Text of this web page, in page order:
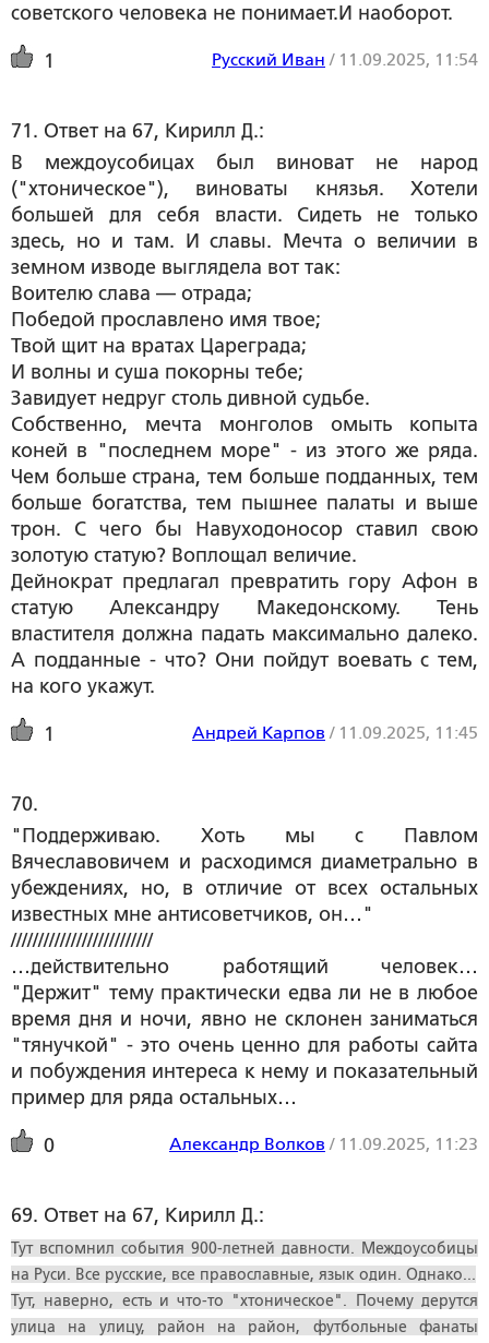
советского человека не понимает.И наоборот.
1 Русский Иван / 11.09.2025, 11:54
71. Ответ на 67, Кирилл Д.:
В междоусобицах был виноват не народ
("хтоническое"), виноваты князья. Хотели
большей для себя власти. Сидеть не только
здесь, но и там. И славы. Мечта о величии в
земном изводе выглядела вот так:
Воителю слава — отрада;
Победой прославлено имя твое;
Твой щит на вратах Цареграда;
И волны и суша покорны тебе;
Завидует недруг столь дивной судьбе.
Собственно, мечта монголов омыть копыта
коней в "последнем море" - из этого же ряда.
Чем больше страна, тем больше подданных, тем
больше богатства, тем пышнее палаты и выше
трон. С чего бы Навуходоносор ставил свою
золотую статую? Воплощал величие.
Дейнократ предлагал превратить гору Афон в
статую Александру Македонскому. Тень
властителя должна падать максимально далеко.
А подданные - что? Они пойдут воевать с тем,
на кого укажут.
1 Андрей Карпов / 11.09.2025, 11:45
70.
"Поддерживаю. Хоть мы с Павлом
Вячеславовичем и расходимся диаметрально в
убеждениях, но, в отличие от всех остальных
известных мне антисоветчиков, он…"
//////////////////////////
…действительно работящий человек…
"Держит" тему практически едва ли не в любое
время дня и ночи, явно не склонен заниматься
"тянучкой" - это очень ценно для работы сайта
и побуждения интереса к нему и показательный
пример для ряда остальных…
0 Александр Волков / 11.09.2025, 11:23
69. Ответ на 67, Кирилл Д.:
Тут вспомнил события 900-летней давности. Междоусобицы
на Руси. Все русские, все православные, язык один. Однако...
Тут, наверно, есть и что-то "хтоническое". Почему дерутся
улица на улицу, район на район, футбольные фанаты